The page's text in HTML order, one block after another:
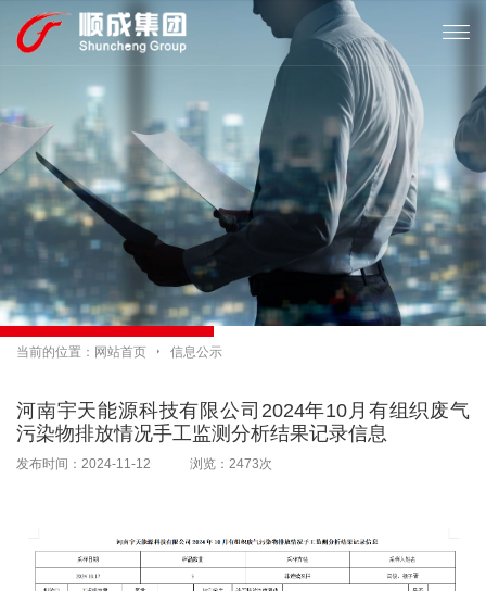

当前的位置： 网站首页  信息公示
河南宇天能源科技有限公司2024年10月有组织废气
污染物排放情况手工监测分析结果记录信息
发布时间：2024-11-12 浏览：2473次